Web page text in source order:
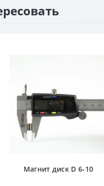
Магнит диск D 6-10